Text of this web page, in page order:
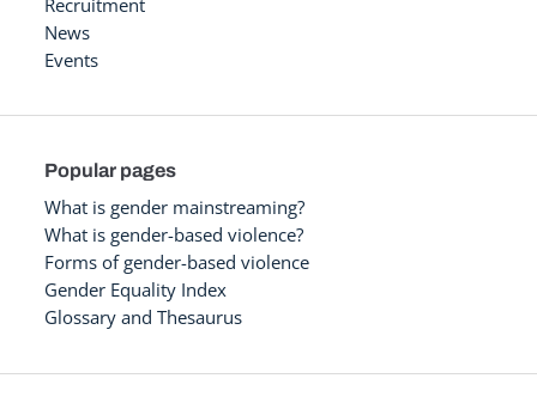
News
Events
Popular pages
What is gender mainstreaming?
What is gender-based violence?
Forms of gender-based violence
Gender Equality Index
Glossary and Thesaurus